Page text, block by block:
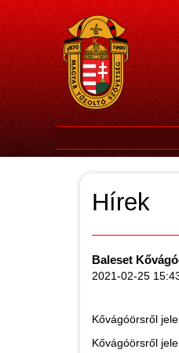
Hírek
Baleset
2021-02-25
Kővágóörsről
Kővágóörsről